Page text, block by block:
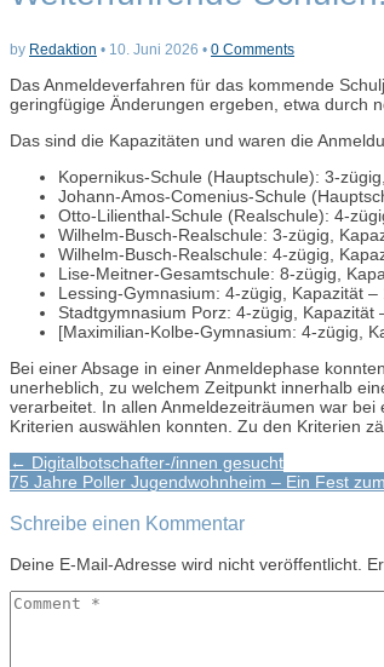
by Redaktion • 10. Juni 2026 • 0 Comments
Das Anmeldeverfahren für das kommende
geringfügige Änderungen ergeben, etwa durch
Das sind die Kapazitäten und waren die
Kopernikus-Schule (Hauptschule): 3-
Johann-Amos-Comenius-Schule
Otto-Lilienthal-Schule (Realschule): 4-
Wilhelm-Busch-Realschule: 3-zügig,
Wilhelm-Busch-Realschule: 4-zügig,
Lise-Meitner-Gesamtschule: 8-zügig,
Lessing-Gymnasium: 4-zügig, Kapazität
Stadtgymnasium Porz: 4-zügig, Kapazität
[Maximilian-Kolbe-Gymnasium: 4-zügig,
Bei einer Absage in einer Anmeldephase
unerheblich, zu welchem Zeitpunkt innerhalb
verarbeitet. In allen Anmeldezeiträumen war
Kriterien auswählen konnten. Zu den Kriterien
Post
navigation
← Digitalbotschafter-/innen gesucht
75 Jahre Poller Jugendwohnheim – Ein Fest
Schreibe einen Kommentar
Deine E-Mail-Adresse wird nicht veröffentlicht.